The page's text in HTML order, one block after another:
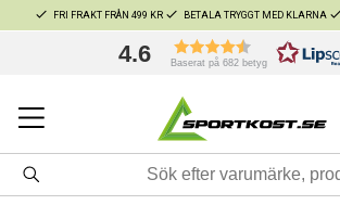
FRI FRAKT FRÅN 499 KR BETALA TRYGGT MED KLARNA
4.6 Baserat på 682 betyg